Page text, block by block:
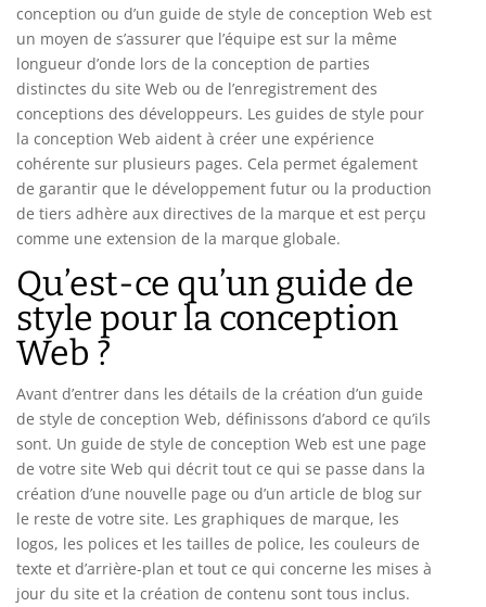
conception ou d’un guide de style de conception Web est
un moyen de s’assurer que l’équipe est sur la même
longueur d’onde lors de la conception de parties
distinctes du site Web ou de l’enregistrement des
conceptions des développeurs. Les guides de style pour
la conception Web aident à créer une expérience
cohérente sur plusieurs pages. Cela permet également
de garantir que le développement futur ou la production
de tiers adhère aux directives de la marque et est perçu
comme une extension de la marque globale.
Qu’est-ce qu’un guide de
style pour la conception
Web ?
Avant d’entrer dans les détails de la création d’un guide
de style de conception Web, définissons d’abord ce qu’ils
sont. Un guide de style de conception Web est une page
de votre site Web qui décrit tout ce qui se passe dans la
création d’une nouvelle page ou d’un article de blog sur
le reste de votre site. Les graphiques de marque, les
logos, les polices et les tailles de police, les couleurs de
texte et d’arrière-plan et tout ce qui concerne les mises à
jour du site et la création de contenu sont tous inclus.